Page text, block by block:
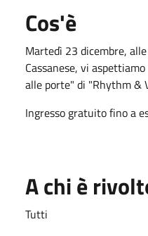
Cos'è
Martedì 23 dicembre,
Cassanese, vi
alle porte" di "Rhythm &
Ingresso gratuito fino a
A chi è
Tutti